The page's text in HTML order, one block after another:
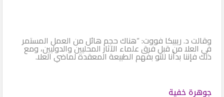
وقالت د. ريبيكا فووت: “هناك حجم هائل من العمل المستمر
في العلا من قبل فرق علماء الآثار المحليين والدوليين، ومع
ذلك فإننا بدأنا للتو بفهم الطبيعة المعقدة لماضي العلا.
جوهرة خفية